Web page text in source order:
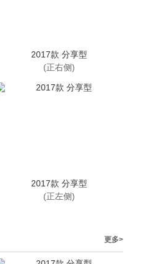
2017款 分享型
(正右侧)
2017款 分享型
(正左侧)
更多>